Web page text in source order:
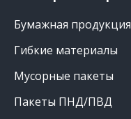
Бумажная продукция
Гибкие материалы
Мусорные пакеты
Пакеты ПНД/ПВД